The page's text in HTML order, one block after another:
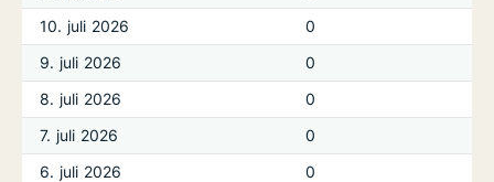
10. juli 2026
0
9. juli 2026
0
8. juli 2026
0
7. juli 2026
0
6. juli 2026
0